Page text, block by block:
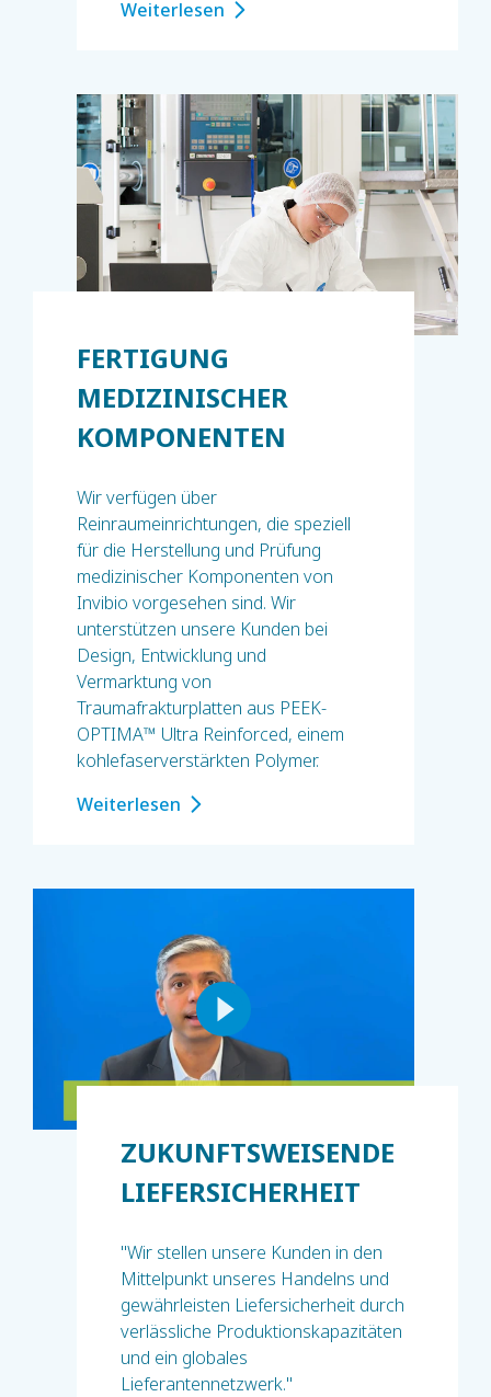
Weiterlesen
FERTIGUNG
MEDIZINISCHER
KOMPONENTEN
Wir verfügen über
Reinraumeinrichtungen, die speziell
für die Herstellung und Prüfung
medizinischer Komponenten von
Invibio vorgesehen sind. Wir
unterstützen unsere Kunden bei
Design, Entwicklung und
Vermarktung von
Traumafrakturplatten aus PEEK-
OPTIMA™ Ultra Reinforced, einem
kohlefaserverstärkten Polymer.
Weiterlesen
ZUKUNFTSWEISENDE
LIEFERSICHERHEIT
"Wir stellen unsere Kunden in den
Mittelpunkt unseres Handelns und
gewährleisten Liefersicherheit durch
verlässliche Produktionskapazitäten
und ein globales
Lieferantennetzwerk."